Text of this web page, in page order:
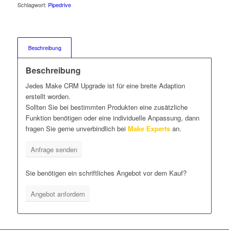
Schlagwort: Pipedrive
Beschreibung
Beschreibung
Jedes Make CRM Upgrade ist für eine breite Adaption
erstellt worden.
Sollten Sie bei bestimmten Produkten eine zusätzliche
Funktion benötigen oder eine individuelle Anpassung, dann
fragen Sie gerne unverbindlich bei Make Expertsan.
Anfrage senden
Sie benötigen ein schriftliches Angebot vor dem Kauf?
Angebot anfordern